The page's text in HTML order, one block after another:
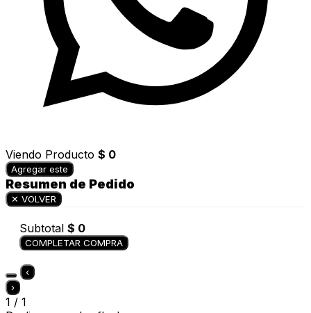
Viendo Producto $ 0
Agregar este
Resumen de Pedido
✕ VOLVER
Subtotal $ 0
COMPLETAR COMPRA
‹
›
1 / 1